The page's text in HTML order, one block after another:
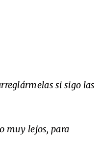
si sigo las
muy lejos, para